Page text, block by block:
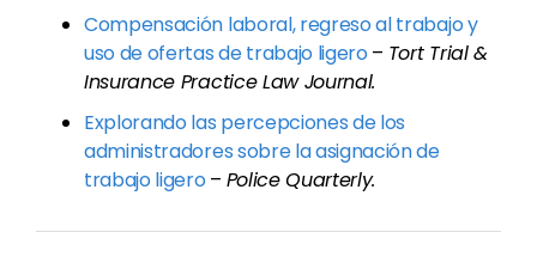
Compensación laboral, regreso al trabajo y
uso de ofertas de trabajo ligero– Tort Trial &
Insurance Practice Law Journal.
Explorando las percepciones de los
administradores sobre la asignación de
trabajo ligero– Police Quarterly.